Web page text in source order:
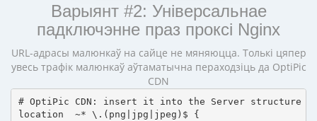
Варыянт #2: Універсальнае
падключэнне праз проксі Nginx
URL-адрасы малюнкаў на сайце не мяняюцца. Толькі цяпер
увесь трафік малюнкаў аўтаматычна пераходзіць да OptiPic
CDN
# OptiPic CDN: insert it into the Server structure
location  ~* \.(png|jpg|jpeg)$ {